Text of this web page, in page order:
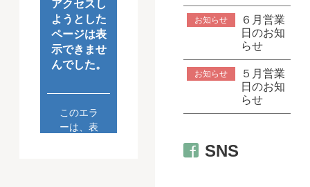
お知らせ
６月営業
日のお知
らせ
お知らせ
５月営業
日のお知
らせ
SNS